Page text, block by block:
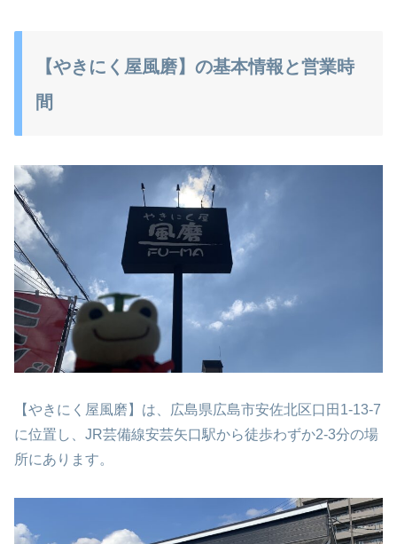
【やきにく屋風磨】の基本情報と営業時
間
【やきにく屋風磨】は、広島県広島市安佐北区口田1-13-7
に位置し、JR芸備線安芸矢口駅から徒歩わずか2-3分の場
所にあります。